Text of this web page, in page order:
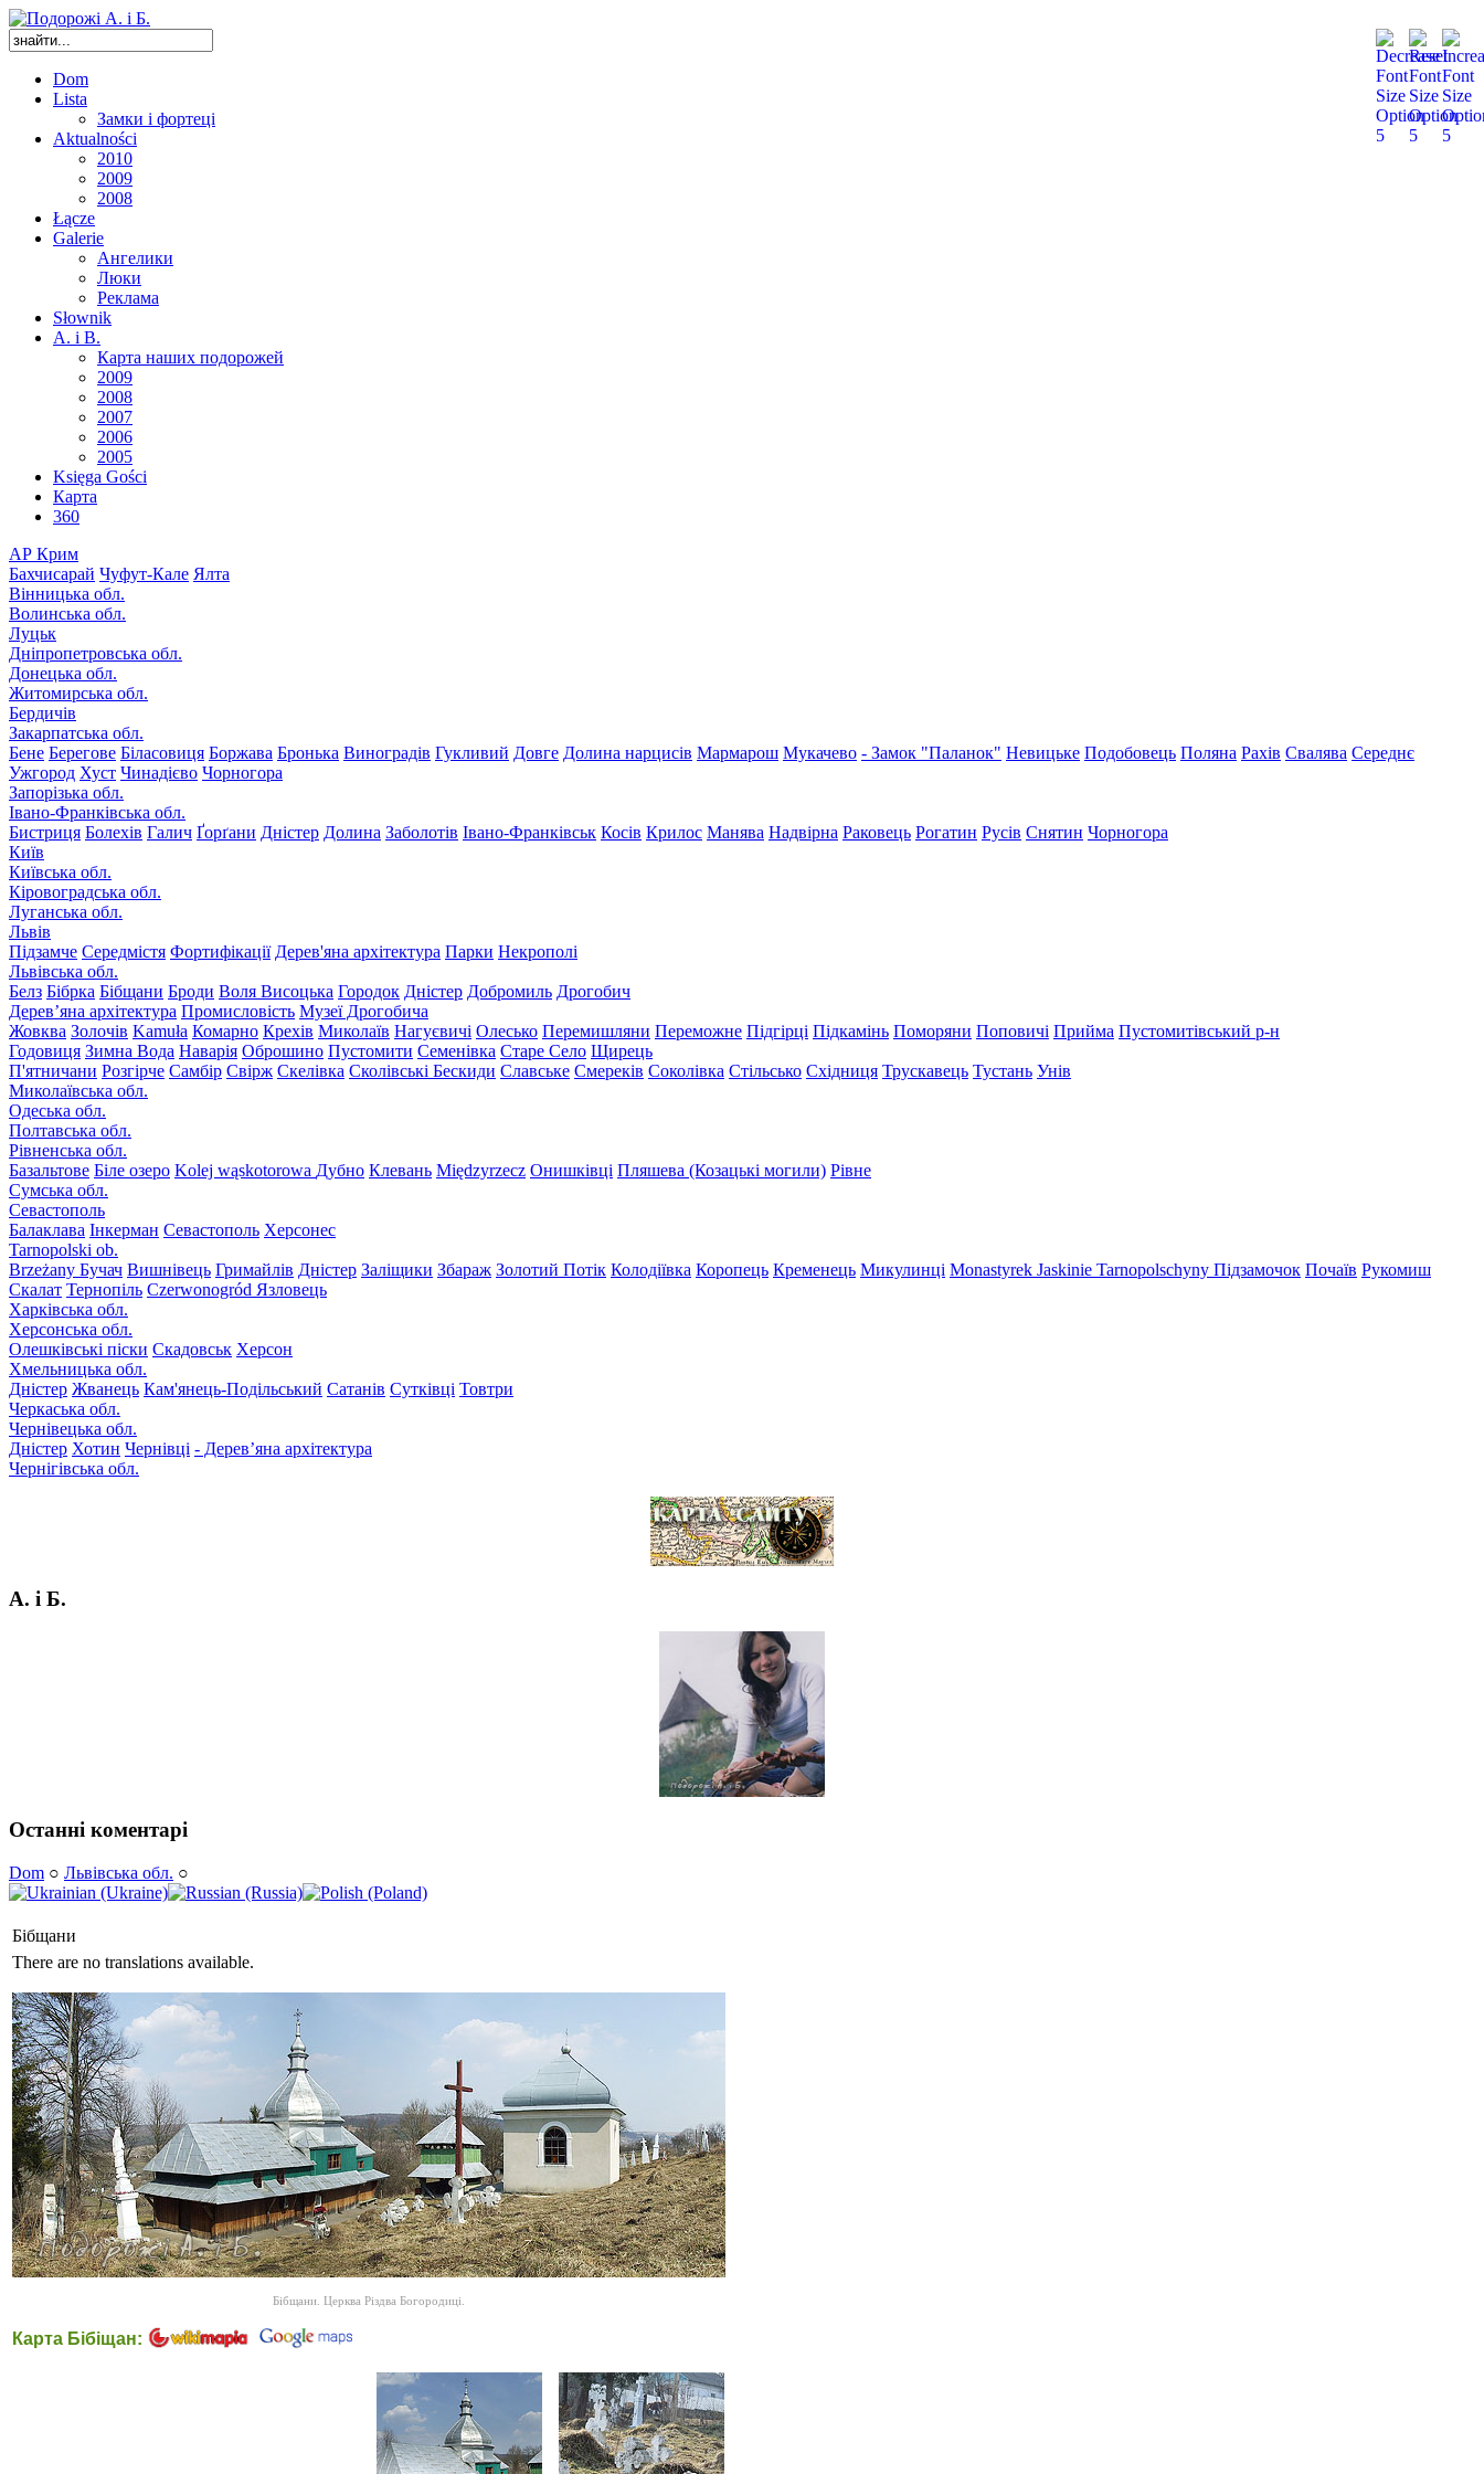
Dom
Lista
Замки і фортеці
Aktualności
2010
2009
2008
Łącze
Galerie
Ангелики
Люки
Реклама
Słownik
A. i B.
Карта наших подорожей
2009
2008
2007
2006
2005
Księga Gości
Карта
360
АР Крим
Бахчисарай Чуфут-Кале Ялта
Вінницька обл.
Волинська обл.
Луцьк
Дніпропетровська обл.
Донецька обл.
Житомирська обл.
Бердичів
Закарпатська обл.
Бене Берегове Біласовиця Боржава Бронька Виноградів Гукливий Довге Долина нарцисів Мармарош Мукачево - Замок "Паланок" Невицьке Подобовець Поляна Рахів Свалява Середнє
Ужгород Хуст Чинадієво Чорногора
Запорізька обл.
Івано-Франківська обл.
Бистриця Болехів Галич Ґорґани Дністер Долина Заболотів Івано-Франківськ Косів Крилос Манява Надвірна Раковець Рогатин Русів Снятин Чорногора
Київ
Київська обл.
Кіровоградська обл.
Луганська обл.
Львів
Підзамче Середмістя Фортифікації Дерев'яна архітектура Парки Некрополі
Львівська обл.
Белз Бібрка Бібщани Броди Воля Висоцька Городок Дністер Добромиль Дрогобич
Дерев’яна архітектура Промисловість Музеї Дрогобича
Жовква Золочів Kamuła Комарно Крехів Миколаїв Нагуєвичі Олесько Перемишляни Переможне Підгірці Підкамінь Поморяни Поповичі Прийма Пустомитівський р-н
Годовиця Зимна Вода Наварія Оброшино Пустомити Семенівка Старе Село Щирець
П'ятничани Розгірче Самбір Свірж Скелівка Сколівські Бескиди Славське Смереків Соколівка Стільсько Східниця Трускавець Тустань Унів
Миколаївська обл.
Одеська обл.
Полтавська обл.
Рівненська обл.
Базальтове Біле озеро Kolej wąskotorowa Дубно Клевань Międzyrzecz Онишківці Пляшева (Козацькі могили) Рівне
Сумська обл.
Севастополь
Балаклава Інкерман Севастополь Херсонес
Tarnopolski ob.
Brzeżany Бучач Вишнівець Гримайлів Дністер Заліщики Збараж Золотий Потік Колодіївка Коропець Кременець Микулинці Monastyrek Jaskinie Tarnopolschyny Підзамочок Почаїв Рукомиш
Скалат Тернопіль Czerwonogród Язловець
Харківська обл.
Херсонська обл.
Олешківські піски Скадовськ Херсон
Хмельницька обл.
Дністер Жванець Кам'янець-Подільський Сатанів Сутківці Товтри
Черкаська обл.
Чернівецька обл.
Дністер Хотин Чернівці - Дерев’яна архітектура
Чернігівська обл.
А. і Б.
Останні коментарі
Dom ○ Львівська обл. ○
Бібщани
There are no translations available.
Бібщани. Церква Різдва Богородиці.
Карта Бібіщан: